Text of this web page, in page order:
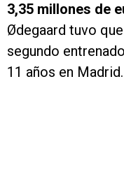
3,35 millones de
Ødegaard tuvo
segundo
11 años en Madrid.